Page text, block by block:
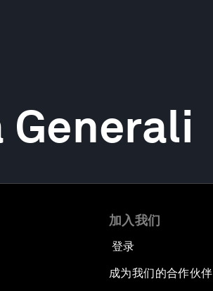
Generali
加入我们
登录
成为我们的合作伙伴